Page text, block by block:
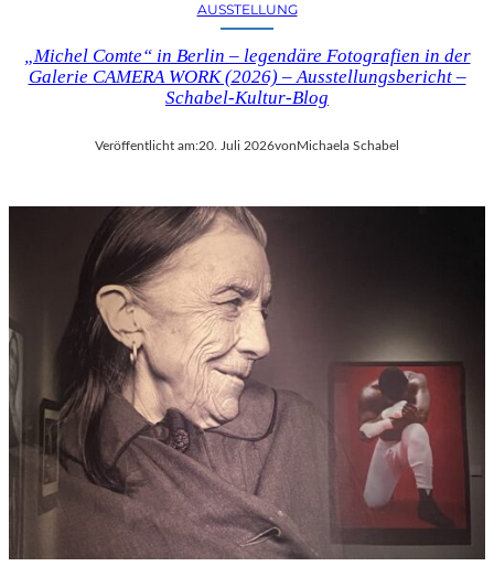
AUSSTELLUNG
„Michel Comte“ in Berlin – legendäre Fotografien in der
Galerie CAMERA WORK (2026) – Ausstellungsbericht –
Schabel-Kultur-Blog
Veröffentlicht am:20. Juli 2026von Michaela Schabel